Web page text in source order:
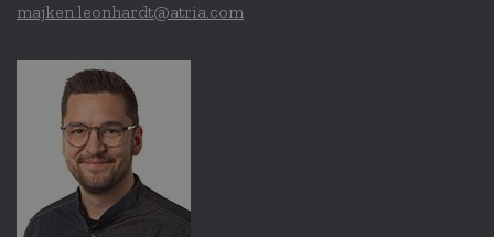
majken.leonhardt@atria.com